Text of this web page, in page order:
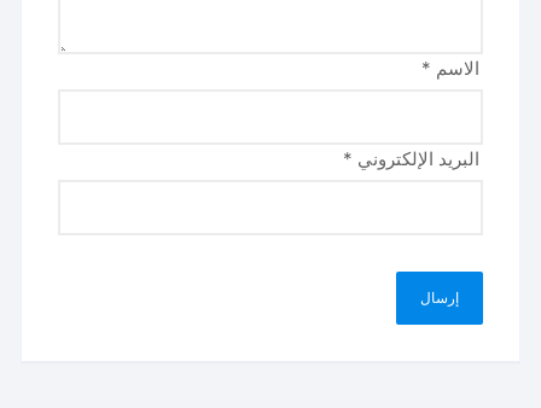
الاسم *
البريد الإلكتروني *